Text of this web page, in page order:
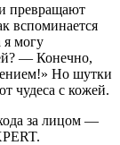
превращают
вспоминается
я могу
— Конечно,
Но шутки
чудеса с кожей.
за лицом —